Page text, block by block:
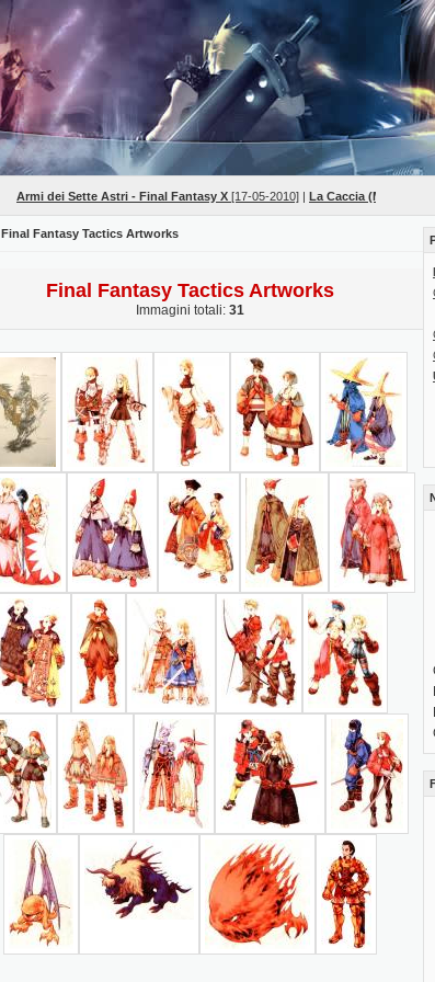
Armi dei Sette Astri - Final Fantasy X[17-05-2010]|La Caccia (Mob Hunts) -
Final Fantasy Tactics Artworks
Final Fantasy Tactics Artworks
Immagini totali: 31